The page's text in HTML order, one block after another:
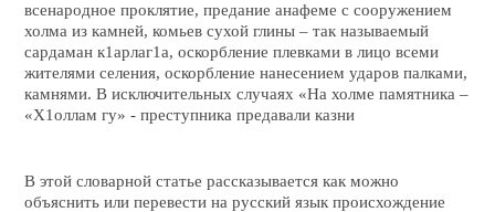
всенародное проклятие, предание анафеме с сооружением
холма из камней, комьев сухой глины – так называемый
сардаман к1арлаг1а, оскорбление плевками в лицо всеми
жителями селения, оскорбление нанесением ударов палками,
камнями. В исключительных случаях «На холме памятника –
«Х1оллам гу» - преступника предавали казни
В этой словарной статье рассказывается как можно
объяснить или перевести на русский язык происхождение